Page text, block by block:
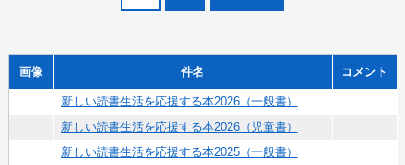
画像 件名 コメント
新しい読書生活を応援する本2026（一般書）
新しい読書生活を応援する本2026（児童書）
新しい読書生活を応援する本2025（一般書）